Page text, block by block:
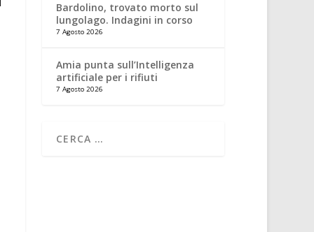
Bardolino, trovato morto sul
lungolago. Indagini in corso
7 Agosto 2026
Amia punta sull’Intelligenza
artificiale per i rifiuti
7 Agosto 2026